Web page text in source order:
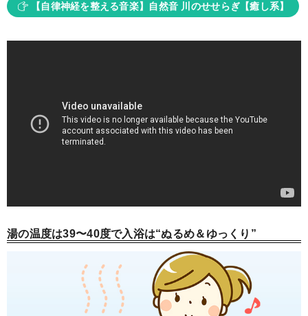
【自律神経を整える音楽】自然音 川のせせらぎ【癒し系】
湯の温度は39〜40度で入浴は“ぬるめ＆ゆっくり”